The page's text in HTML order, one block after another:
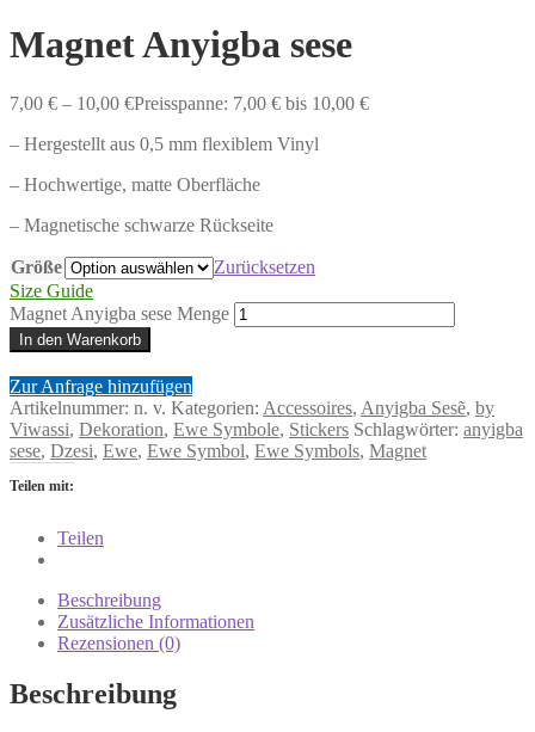
Magnet Anyigba sese
7,00 € – 10,00 €Preisspanne: 7,00 € bis 10,00 €
– Hergestellt aus 0,5 mm flexiblem Vinyl
– Hochwertige, matte Oberfläche
– Magnetische schwarze Rückseite
Größe
Zurücksetzen
Size Guide
Magnet Anyigba sese Menge
In den Warenkorb
Zur Anfrage hinzufügen
Artikelnummer: n. v. Kategorien: Accessoires, Anyigba Sesẽ, by
Viwassi, Dekoration, Ewe Symbole, Stickers Schlagwörter: anyigba
sese, Dzesi, Ewe, Ewe Symbol, Ewe Symbols, Magnet
Teilen mit:
Teilen
Beschreibung
Zusätzliche Informationen
Rezensionen (0)
Beschreibung